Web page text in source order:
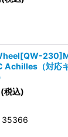
Achilles（対応
(税込)